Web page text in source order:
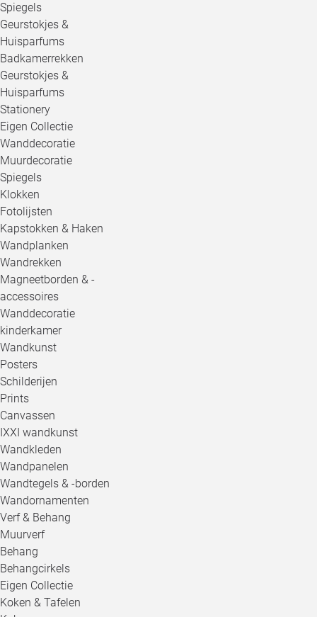
Spiegels
Geurstokjes &
Huisparfums
Badkamerrekken
Geurstokjes &
Huisparfums
Stationery
Eigen Collectie
Wanddecoratie
Muurdecoratie
Spiegels
Klokken
Fotolijsten
Kapstokken & Haken
Wandplanken
Wandrekken
Magneetborden & -
accessoires
Wanddecoratie
kinderkamer
Wandkunst
Posters
Schilderijen
Prints
Canvassen
IXXI wandkunst
Wandkleden
Wandpanelen
Wandtegels & -borden
Wandornamenten
Verf & Behang
Muurverf
Behang
Behangcirkels
Eigen Collectie
Koken & Tafelen